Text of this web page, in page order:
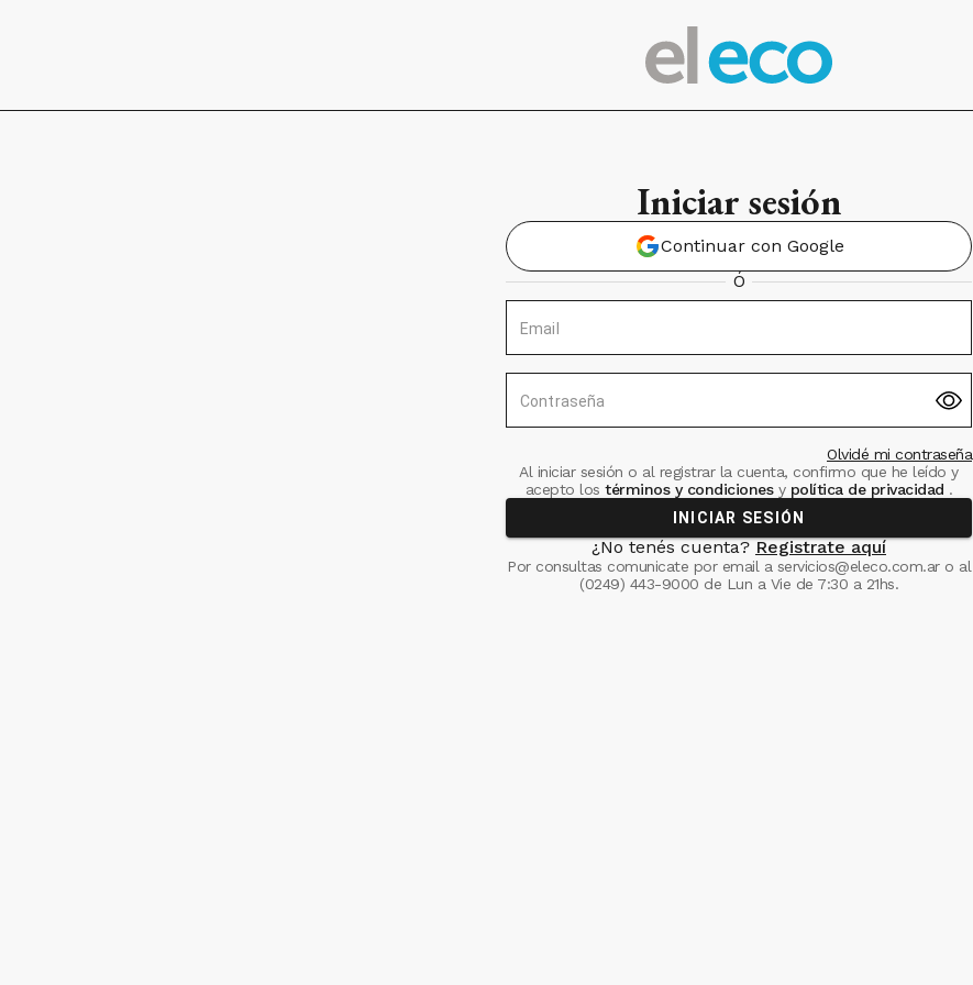
Iniciar sesión
Continuar con Google
Ó
Email
Contraseña
Olvidé mi contraseña
Al iniciar sesión o al registrar la cuenta, confirmo que he leído y
acepto los términos y condiciones ypolítica de privacidad .
INICIAR SESIÓN
¿No tenés cuenta? Registrate aquí
Por consultas comunicate por email a servicios@eleco.com.aro al
(0249) 443-9000 de Lun a Vie de 7:30 a 21hs.